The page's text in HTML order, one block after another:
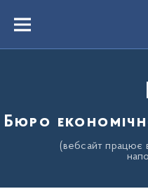
вмістуMenu
Бюро
(вебсайт працює